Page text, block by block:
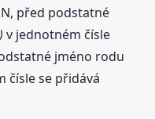
před podstatné
v jednotném čísle
jméno rodu
čísle se přidává